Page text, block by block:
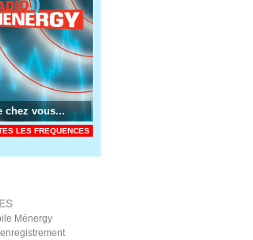
chez vous...
LES FREQUENCES
Ménergy